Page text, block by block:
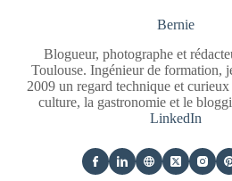
Bernie
Blogueur, photographe et
Toulouse. Ingénieur de formation,
2009 un regard technique et
culture, la gastronomie et le
LinkedIn